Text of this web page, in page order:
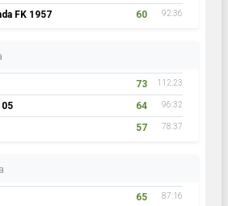
FK 1957 60 92:36
73 112:23
05 64 96:32
57 78:37
65 87:16